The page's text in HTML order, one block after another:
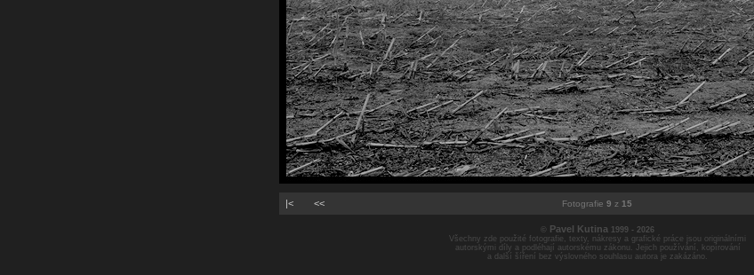
|< << Fotografie 9 z 15
© Pavel Kutina 1999 - 2026
Všechny zde použité fotografie, texty, nákresy a grafické práce jsou originálními
autorskými díly a podléhají autorskému zákonu. Jejich používání, kopírování
a další šíření bez výslovného souhlasu autora je zakázáno.